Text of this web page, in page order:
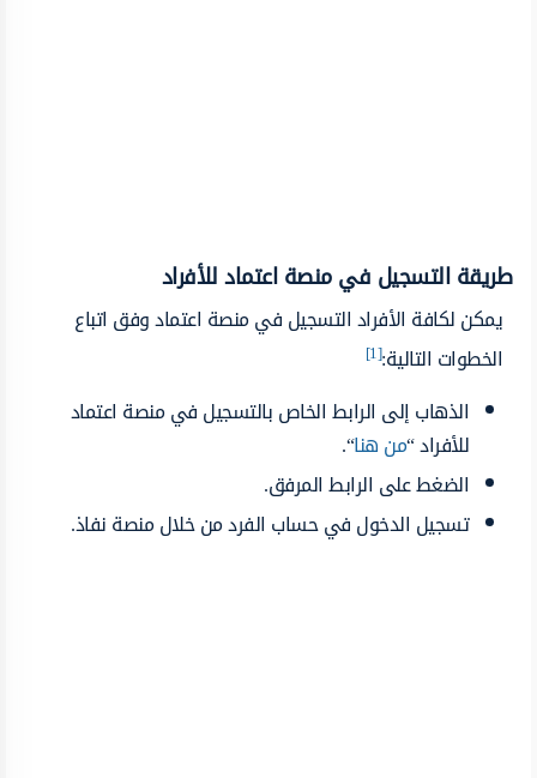
طريقة التسجيل في منصة اعتماد للأفراد
يمكن لكافة الأفراد التسجيل في منصة اعتماد وفق اتباع
الخطوات التالية:[1]
الذهاب إلى الرابط الخاص بالتسجيل في منصة اعتماد
للأفراد “من هنا“.
الضغط على الرابط المرفق.
تسجيل الدخول في حساب الفرد من خلال منصة نفاذ.